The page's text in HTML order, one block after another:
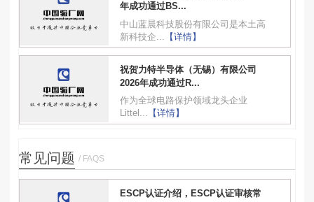
年成功通过BS...
中山蓝晨科技股份有限公司是本土高
新科技企...
【详情】
祝贺力特半导体（无锡）有限公司
2026年成功通过R...
作为全球电路保护领域龙头企业
Littel... 【详情】
常见问题 / FAQS
ESCP认证介绍，ESCP认证审核常